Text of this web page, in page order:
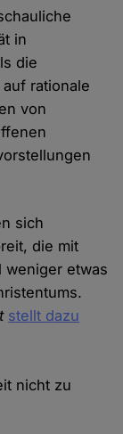
in
die
rationale
von
sich
die mit
weniger etwas
stellt dazu
nicht zu